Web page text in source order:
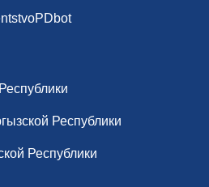
Республики
Республики